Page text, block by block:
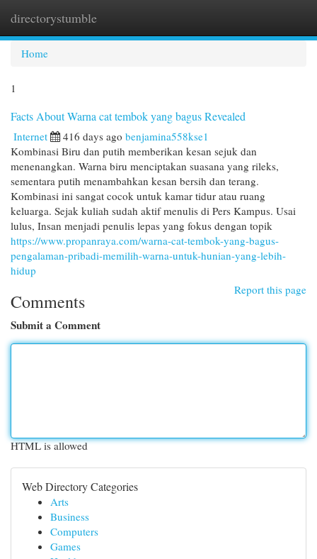
directorystumble
Home
1
Facts About Warna cat tembok yang bagus Revealed
Internet 416 days ago benjamina558kse1
Kombinasi Biru dan putih memberikan kesan sejuk dan
menenangkan. Warna biru menciptakan suasana yang rileks,
sementara putih menambahkan kesan bersih dan terang.
Kombinasi ini sangat cocok untuk kamar tidur atau ruang
keluarga. Sejak kuliah sudah aktif menulis di Pers Kampus. Usai
lulus, Insan menjadi penulis lepas yang fokus dengan topik
https://www.propanraya.com/warna-cat-tembok-yang-bagus-
pengalaman-pribadi-memilih-warna-untuk-hunian-yang-lebih-
hidup
Report this page
Comments
Submit a Comment
HTML is allowed
Web Directory Categories
Arts
Business
Computers
Games